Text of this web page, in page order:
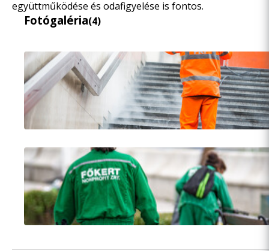
együttműködése és odafigyelése is fontos.
Fotógaléria(4)